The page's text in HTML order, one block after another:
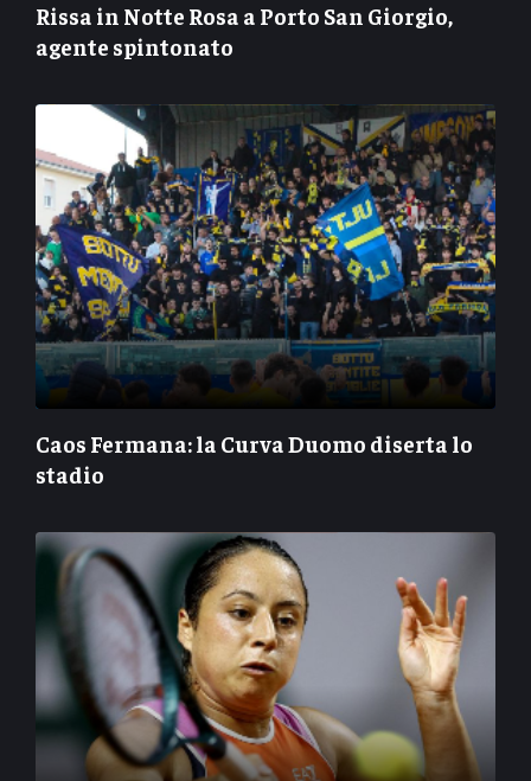
Rissa in Notte Rosa a Porto San Giorgio,
agente spintonato
Caos Fermana: la Curva Duomo diserta lo
stadio